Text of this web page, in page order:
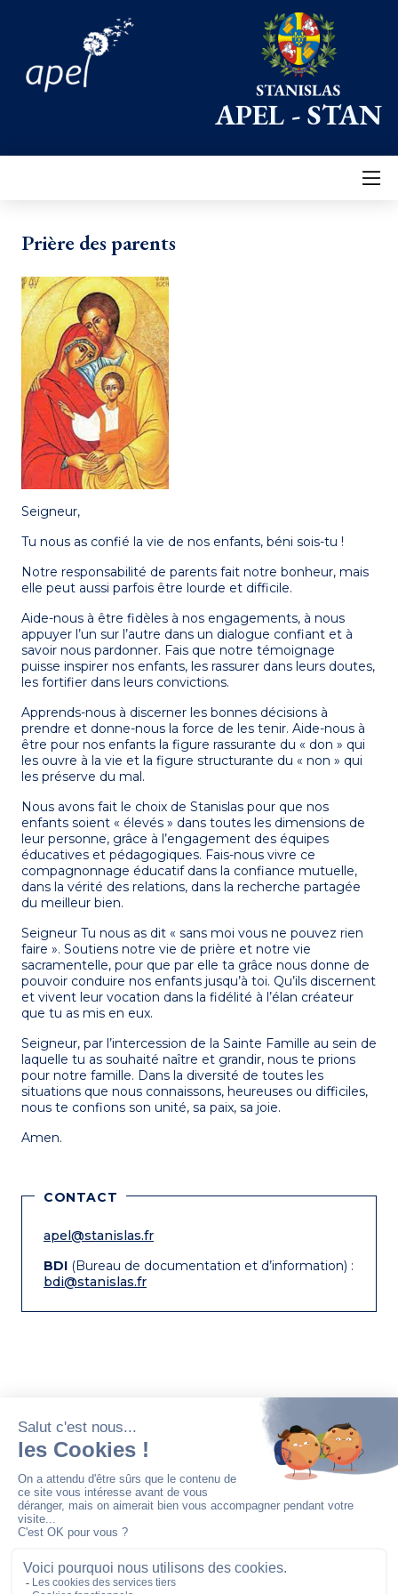
APEL - STAN
CONTACT
apel@stanislas.fr
BDI (Bureau de documentation et d’information) :
bdi@stanislas.fr
Prière des parents
Seigneur,
Tu nous as confié la vie de nos enfants, béni sois-tu !
Notre responsabilité de parents fait notre bonheur, mais
elle peut aussi parfois être lourde et difficile.
Aide-nous à être fidèles à nos engagements, à nous
appuyer l’un sur l’autre dans un dialogue confiant et à
savoir nous pardonner. Fais que notre témoignage
puisse inspirer nos enfants, les rassurer dans leurs doutes,
les fortifier dans leurs convictions.
Apprends-nous à discerner les bonnes décisions à
prendre et donne-nous la force de les tenir. Aide-nous à
être pour nos enfants la figure rassurante du « don » qui
les ouvre à la vie et la figure structurante du « non » qui
les préserve du mal.
Nous avons fait le choix de Stanislas pour que nos
enfants soient « élevés » dans toutes les dimensions de
leur personne, grâce à l’engagement des équipes
éducatives et pédagogiques. Fais-nous vivre ce
compagnonnage éducatif dans la confiance mutuelle,
dans la vérité des relations, dans la recherche partagée
du meilleur bien.
Seigneur Tu nous as dit « sans moi vous ne pouvez rien
faire ». Soutiens notre vie de prière et notre vie
sacramentelle, pour que par elle ta grâce nous donne de
pouvoir conduire nos enfants jusqu’à toi. Qu’ils discernent
et vivent leur vocation dans la fidélité à l’élan créateur
que tu as mis en eux.
Seigneur, par l’intercession de la Sainte Famille au sein de
laquelle tu as souhaité naître et grandir, nous te prions
pour notre famille. Dans la diversité de toutes les
situations que nous connaissons, heureuses ou difficiles,
nous te confions son unité, sa paix, sa joie.
Amen.
Stanislas est un établissement privé catholique
l’abbé Claude Liautard dans le quartier Notre-
Dame-des-Champs à Paris.
22 rue Notre-Dame-des-Champs
75279 Paris Cedex 06
Tel : 01 42 84 88 00
FONDATION STANISLAS POUR L'ÉDUCATION